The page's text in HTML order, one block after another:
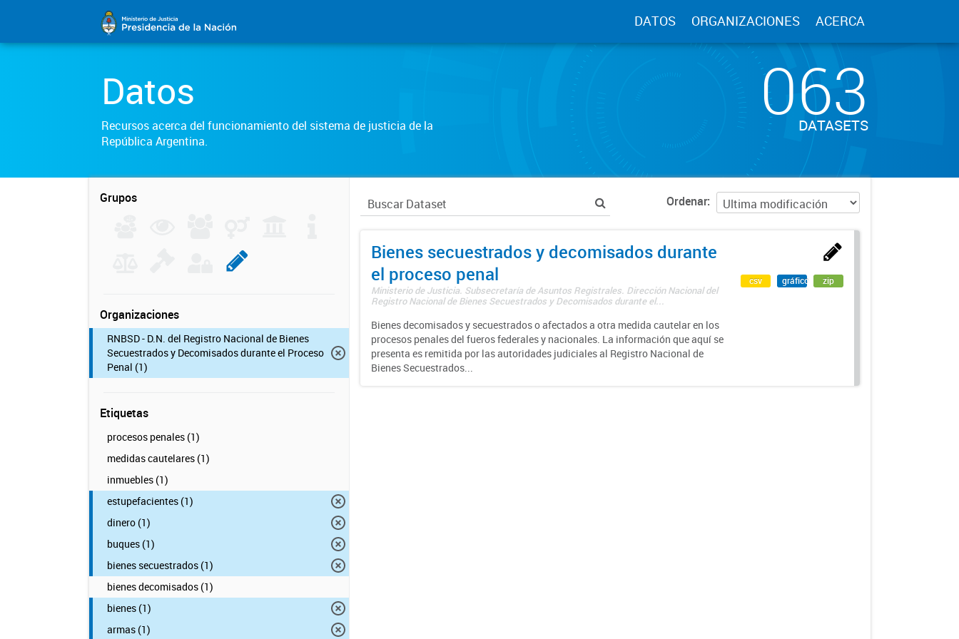
DATOS ORGANIZACIONES ACERCA
Datos
Recursos acerca del funcionamiento del sistema de justicia de la
República Argentina.
063
DATASETS
Grupos
Organizaciones
RNBSD - D.N. del Registro Nacional de Bienes
Secuestrados y Decomisados durante el Proceso
Penal (1)
Etiquetas
procesos penales (1)
medidas cautelares (1)
inmuebles (1)
estupefacientes (1)
dinero (1)
buques (1)
bienes secuestrados (1)
bienes decomisados (1)
bienes (1)
armas (1)
Ordenar
Bienes secuestrados y decomisados durante
el proceso penal
Ministerio de Justicia. Subsecretaría de Asuntos Registrales. Dirección Nacional del
Registro Nacional de Bienes Secuestrados y Decomisados durante el...
Bienes decomisados y secuestrados o afectados a otra medida cautelar en los
procesos penales del fueros federales y nacionales. La información que aquí se
presenta es remitida por las autoridades judiciales al Registro Nacional de
Bienes Secuestrados...
csv gráfico zip